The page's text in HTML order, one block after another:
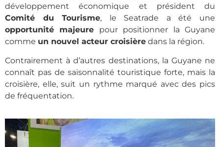
développement économique et président du
Comité du Tourisme, le Seatrade a été une
opportunité majeure pour positionner la Guyane
comme un nouvel acteur croisière dans la région.
Contrairement à d’autres destinations, la Guyane ne
connaît pas de saisonnalité touristique forte, mais la
croisière, elle, suit un rythme marqué avec des pics
de fréquentation.